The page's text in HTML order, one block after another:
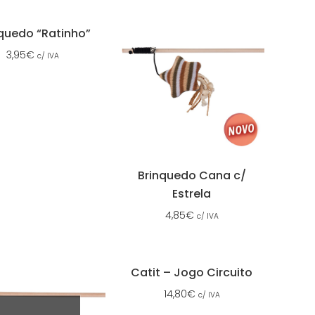
“Ratinho”
3,95€ c/ IVA
Brinquedo Cana c/
Estrela
4,85€ c/ IVA
Catit – Jogo Circuito
14,80€ c/ IVA